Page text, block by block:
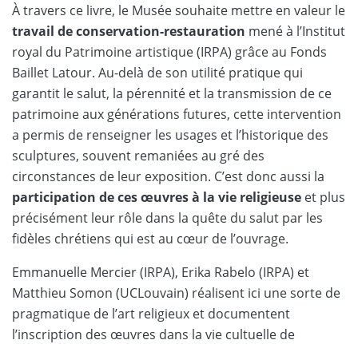
À travers ce livre, le Musée souhaite mettre en valeur le
travail de conservation-restauration mené à l’Institut
royal du Patrimoine artistique (IRPA) grâce au Fonds
Baillet Latour. Au-delà de son utilité pratique qui
garantit le salut, la pérennité et la transmission de ce
patrimoine aux générations futures, cette intervention
a permis de renseigner les usages et l’historique des
sculptures, souvent remaniées au gré des
circonstances de leur exposition. C’est donc aussi la
participation de ces œuvres à la vie religieuse et plus
précisément leur rôle dans la quête du salut par les
fidèles chrétiens qui est au cœur de l’ouvrage.
Emmanuelle Mercier (IRPA), Erika Rabelo (IRPA) et
Matthieu Somon (UCLouvain) réalisent ici une sorte de
pragmatique de l’art religieux et documentent
l’inscription des œuvres dans la vie cultuelle de